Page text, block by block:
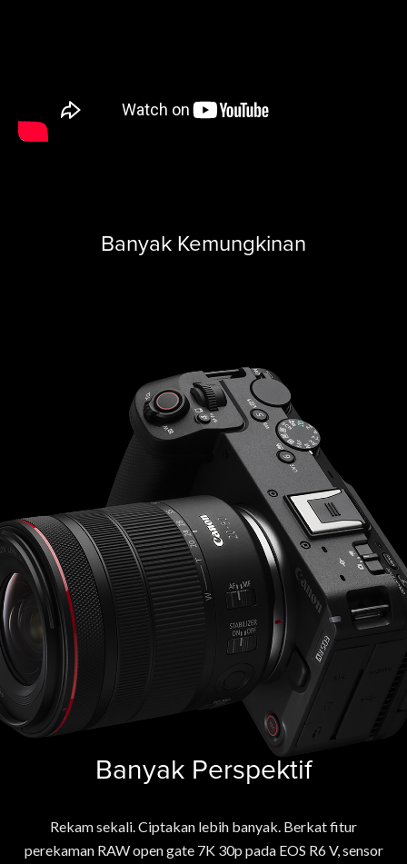
Banyak Kemungkinan
Banyak Perspektif
Rekam sekali. Ciptakan lebih banyak. Berkat fitur
perekaman RAW open gate 7K 30p pada EOS R6 V, sensor